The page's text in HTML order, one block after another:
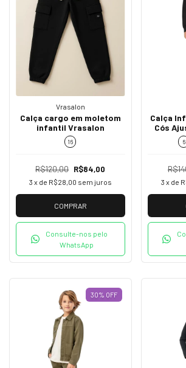
Vrasalon
Calça cargo em moletom
infantil Vrasalon
16
R$120,00 R$84,00
3 x de R$28,00 sem juros
COMPRAR
Consulte-nos pelo
WhatsApp
Calça
Cós
6
3 x de
30% OFF